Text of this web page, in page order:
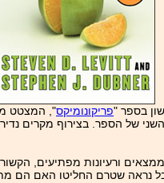
בספר "פריקונומיקס", המצטט
של הספר. בצירוף מקרים
ורעיונות מפתיעים,
נראה שטרם החליטו האם